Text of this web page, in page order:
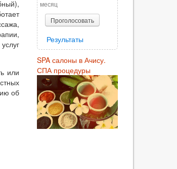
или
об
месяц
Проголосовать
Результаты
SPA салоны в Ачису.
СПА процедуры